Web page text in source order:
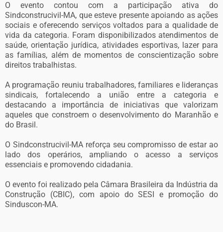
O evento contou com a participação ativa do
Sindconstrucivil-MA, que esteve presente apoiando as ações
sociais e oferecendo serviços voltados para a qualidade de
vida da categoria. Foram disponibilizados atendimentos de
saúde, orientação jurídica, atividades esportivas, lazer para
as famílias, além de momentos de conscientização sobre
direitos trabalhistas.
A programação reuniu trabalhadores, familiares e lideranças
sindicais, fortalecendo a união entre a categoria e
destacando a importância de iniciativas que valorizam
aqueles que constroem o desenvolvimento do Maranhão e
do Brasil.
O Sindconstrucivil-MA reforça seu compromisso de estar ao
lado dos operários, ampliando o acesso a serviços
essenciais e promovendo cidadania.
O evento foi realizado pela Câmara Brasileira da Indústria da
Construção (CBIC), com apoio do SESI e promoção do
Sinduscon-MA.